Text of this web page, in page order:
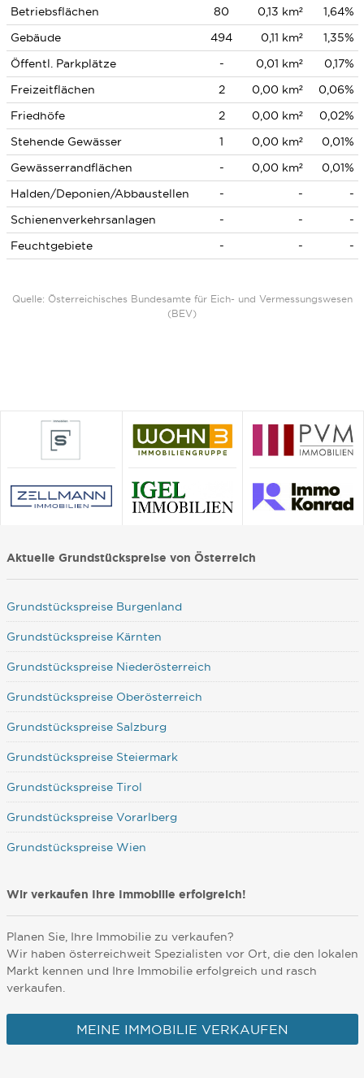
Betriebsflächen 80 0,13 km²
1,64%
Gebäude
494 0,11 km²
1,35%
Öffentl. Parkplätze
- 0,01 km²
0,17%
Freizeitflächen
2 0,00 km²
0,06%
Friedhöfe
2 0,00 km²
0,02%
Stehende Gewässer
1 0,00 km²
0,01%
Gewässerrandflächen
- 0,00 km²
0,01%
Halden/Deponien/Abbaustellen
- -
-
Schienenverkehrsanlagen
- -
-
Feuchtgebiete
- - -
Quelle: Österreichisches Bundesamte für Eich- und Vermessungswesen
(BEV)
Aktuelle Grundstückspreise von Österreich
Grundstückspreise Burgenland
Grundstückspreise Kärnten
Grundstückspreise Niederösterreich
Grundstückspreise Oberösterreich
Grundstückspreise Salzburg
Grundstückspreise Steiermark
Grundstückspreise Tirol
Grundstückspreise Vorarlberg
Grundstückspreise Wien
Wir verkaufen Ihre Immobilie erfolgreich!
Planen Sie, Ihre Immobilie zu verkaufen?
Wir haben österreichweit Spezialisten vor Ort, die den lokalen
Markt kennen und Ihre Immobilie erfolgreich und rasch
verkaufen.
MEINE IMMOBILIE VERKAUFEN